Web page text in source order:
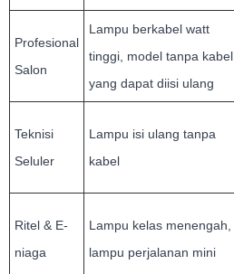
Profesional
Salon
Lampu berkabel watt
tinggi, model tanpa kabel
yang dapat diisi ulang
Teknisi
Seluler
Lampu isi ulang tanpa
kabel
Ritel & E-
niaga
Lampu kelas menengah,
lampu perjalanan mini